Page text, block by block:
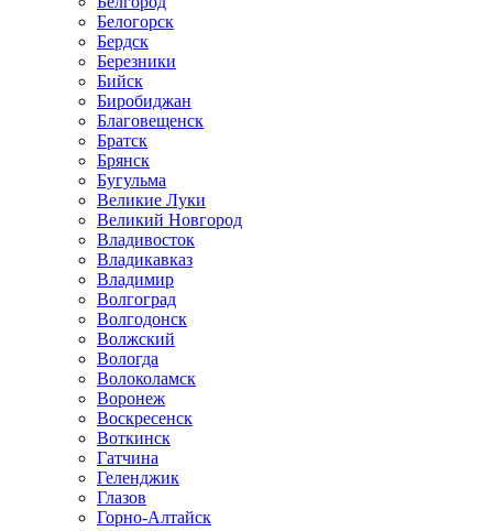
Белогорск
Бердск
Березники
Бийск
Биробиджан
Благовещенск
Братск
Брянск
Бугульма
Великие Луки
Великий Новгород
Владивосток
Владикавказ
Владимир
Волгоград
Волгодонск
Волжский
Вологда
Волоколамск
Воронеж
Воскресенск
Воткинск
Гатчина
Геленджик
Глазов
Горно-Алтайск